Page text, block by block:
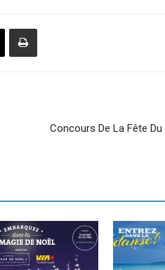
Concours De La Fête